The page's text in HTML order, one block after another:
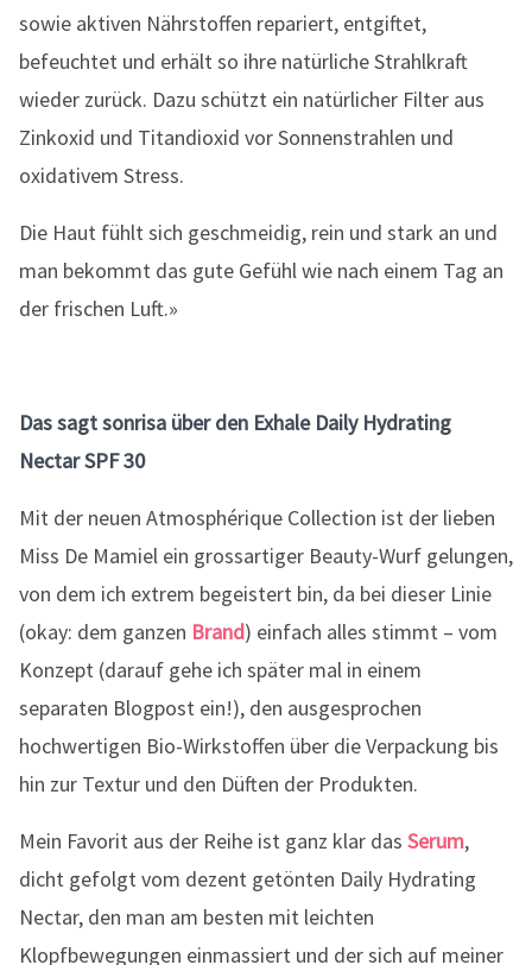
sowie aktiven Nährstoffen repariert, entgiftet,
befeuchtet und erhält so ihre natürliche Strahlkraft
wieder zurück. Dazu schützt ein natürlicher Filter aus
Zinkoxid und Titandioxid vor Sonnenstrahlen und
oxidativem Stress.
Die Haut fühlt sich geschmeidig, rein und stark an und
man bekommt das gute Gefühl wie nach einem Tag an
der frischen Luft.»
Das sagt sonrisa über den Exhale Daily Hydrating
Nectar SPF 30
Mit der neuen Atmosphérique Collection ist der lieben
Miss De Mamiel ein grossartiger Beauty-Wurf gelungen,
von dem ich extrem begeistert bin, da bei dieser Linie
(okay: dem ganzen Brand) einfach alles stimmt – vom
Konzept (darauf gehe ich später mal in einem
separaten Blogpost ein!), den ausgesprochen
hochwertigen Bio-Wirkstoffen über die Verpackung bis
hin zur Textur und den Düften der Produkten.
Mein Favorit aus der Reihe ist ganz klar das Serum,
dicht gefolgt vom dezent getönten Daily Hydrating
Nectar, den man am besten mit leichten
Klopfbewegungen einmassiert und der sich auf meiner